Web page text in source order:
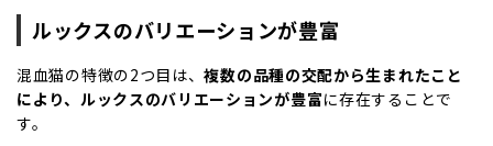
ルックスのバリエーションが豊富
混血猫の特徴の2つ目は、複数の品種の交配から生まれたこと
により、ルックスのバリエーションが豊富に存在することで
す。